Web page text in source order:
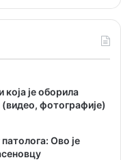
која је оборила
фотографије)
Ово је